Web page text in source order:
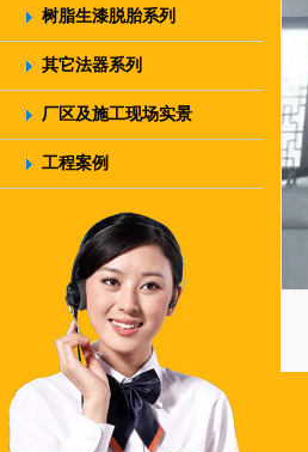
树脂生漆脱胎系列
其它法器系列
厂区及施工现场实景
工程案例